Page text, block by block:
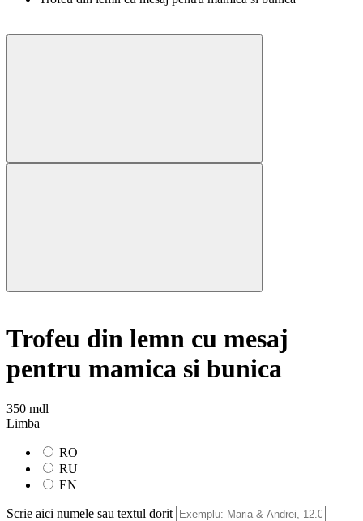
Trofeu din lemn cu mesaj
pentru mamica si bunica
350 mdl
Limba
RO
RU
EN
Scrie aici numele sau textul dorit